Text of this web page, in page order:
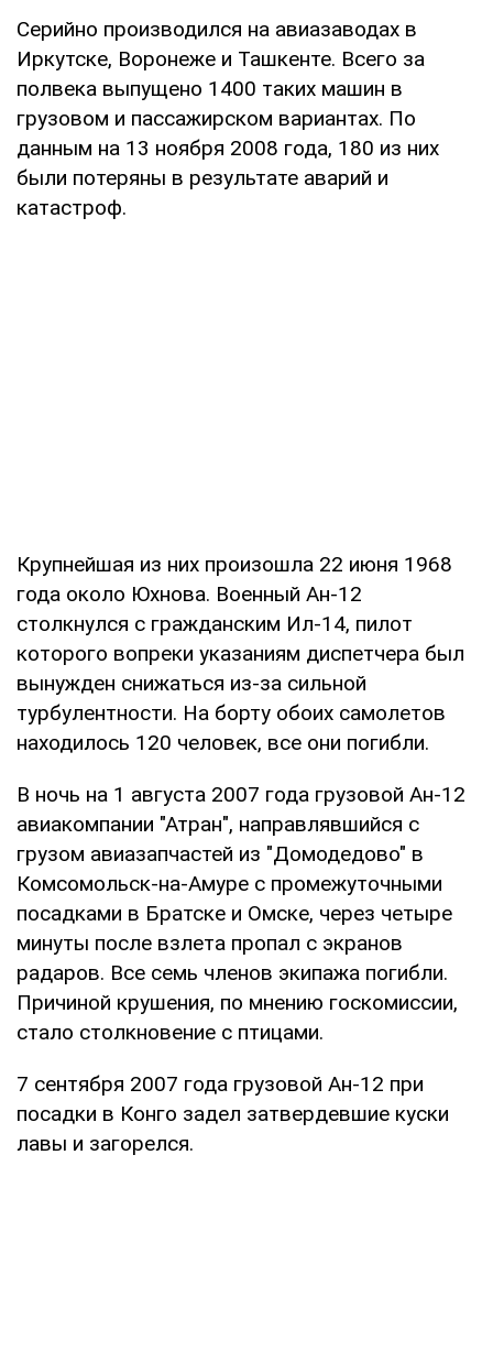
Серийно производился на авиазаводах в
Иркутске, Воронеже и Ташкенте. Всего за
полвека выпущено 1400 таких машин в
грузовом и пассажирском вариантах. По
данным на 13 ноября 2008 года, 180 из них
были потеряны в результате аварий и
катастроф.
Крупнейшая из них произошла 22 июня 1968
года около Юхнова. Военный Ан-12
столкнулся с гражданским Ил-14, пилот
которого вопреки указаниям диспетчера был
вынужден снижаться из-за сильной
турбулентности. На борту обоих самолетов
находилось 120 человек, все они погибли.
В ночь на 1 августа 2007 года грузовой Ан-12
авиакомпании "Атран", направлявшийся с
грузом авиазапчастей из "Домодедово" в
Комсомольск-на-Амуре с промежуточными
посадками в Братске и Омске, через четыре
минуты после взлета пропал с экранов
радаров. Все семь членов экипажа погибли.
Причиной крушения, по мнению госкомиссии,
стало столкновение с птицами.
7 сентября 2007 года грузовой Ан-12 при
посадки в Конго задел затвердевшие куски
лавы и загорелся.